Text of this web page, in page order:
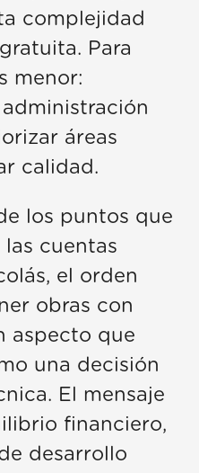
complejidad
Para
menor:
áreas
calidad.
los puntos que
cuentas
el orden
obras con
aspecto que
una decisión
El mensaje
financiero,
desarrollo